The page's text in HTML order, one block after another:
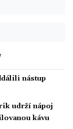
nástup
udrží nápoj
kávu